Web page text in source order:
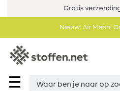
Gratis
Nieuw: Air Mesh!
☰